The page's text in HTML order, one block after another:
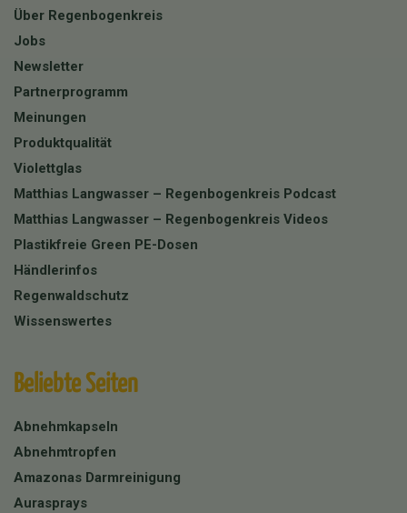
Über Regenbogenkreis
Jobs
Newsletter
Partnerprogramm
Meinungen
Produktqualität
Violettglas
Matthias Langwasser – Regenbogenkreis Podcast
Matthias Langwasser – Regenbogenkreis Videos
Plastikfreie Green PE-Dosen
Händlerinfos
Regenwaldschutz
Wissenswertes
Beliebte Seiten
Abnehmkapseln
Abnehmtropfen
Amazonas Darmreinigung
Aurasprays